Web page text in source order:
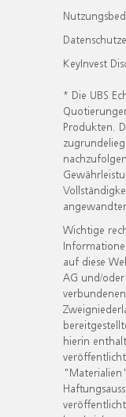
KeyInvest
* Die UBS
Produkten.
Wichtige
auf diese
AG und/
hierin